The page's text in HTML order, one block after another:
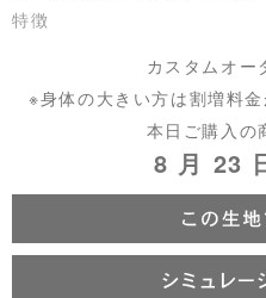
特徴
カスタムオー
※身体の大きい方は割増料
本日ご購入の
8 月 23